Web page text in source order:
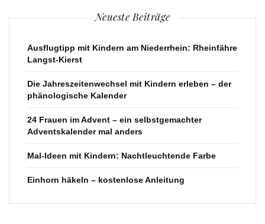
Neueste Beiträge
Ausflugtipp mit Kindern am Niederrhein: Rheinfähre
Langst-Kierst
Die Jahreszeitenwechsel mit Kindern erleben – der
phänologische Kalender
24 Frauen im Advent – ein selbstgemachter
Adventskalender mal anders
Mal-Ideen mit Kindern: Nachtleuchtende Farbe
Einhorn häkeln – kostenlose Anleitung